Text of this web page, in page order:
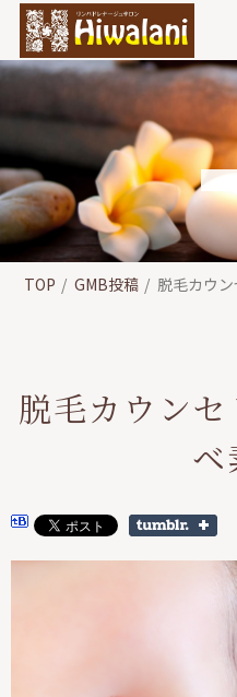
TOP GMB投稿 脱毛カウ
脱毛カウン
ベ